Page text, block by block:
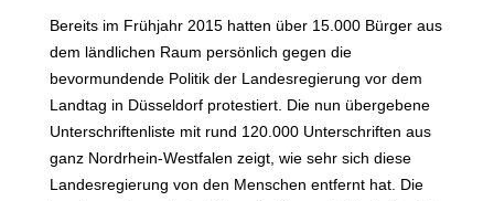
Bereits im Frühjahr 2015 hatten über 15.000 Bürger aus
dem ländlichen Raum persönlich gegen die
bevormundende Politik der Landesregierung vor dem
Landtag in Düsseldorf protestiert. Die nun übergebene
Unterschriftenliste mit rund 120.000 Unterschriften aus
ganz Nordrhein-Westfalen zeigt, wie sehr sich diese
Landesregierung von den Menschen entfernt hat. Die